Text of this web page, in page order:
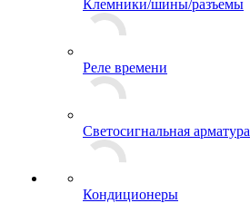
Клемники/шины/разъемы
Реле времени
Светосигнальная арматура
Кондиционеры